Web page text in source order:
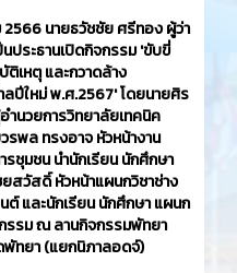
นายธวัชชัย ศรีทอง ผู้ว่า
ประธานเปิดกิจกรรม 'ขับขี่
เหตุ และกวาดล้าง
ปีใหม่ พ.ศ.2567' โดยนายศิร
นวยการวิทยาลัยเทคนิค
รพล ทรงอาจ หัวหน้างาน
ชุมชน นำนักเรียน นักศึกษา
สวัสดิ์ หัวหน้าแผนกวิชาช่าง
และนักเรียน นักศึกษา แผนก
รรม ณ ลานกิจกรรมพัทยา
พัทยา (แยกนิภาลอดจ์)